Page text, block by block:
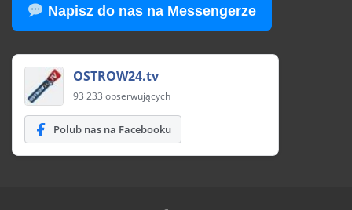
Napisz do nas na Messengerze
OSTROW24.tv
93 233 obserwujących
Polub nas na Facebooku